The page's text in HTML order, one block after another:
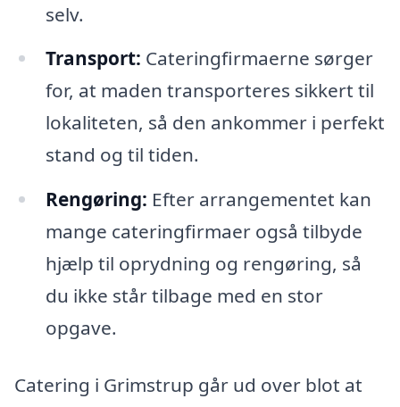
selv.
Transport: Cateringfirmaerne sørger
for, at maden transporteres sikkert til
lokaliteten, så den ankommer i perfekt
stand og til tiden.
Rengøring: Efter arrangementet kan
mange cateringfirmaer også tilbyde
hjælp til oprydning og rengøring, så
du ikke står tilbage med en stor
opgave.
Catering i Grimstrup går ud over blot at